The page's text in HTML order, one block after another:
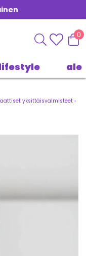
0
ale
yksittäisvalmisteet›